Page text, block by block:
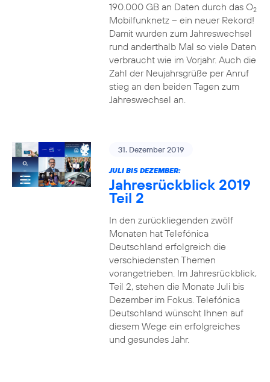
190.000 GB an Daten durch das O2
Mobilfunknetz – ein neuer Rekord!
Damit wurden zum Jahreswechsel
rund anderthalb Mal so viele Daten
verbraucht wie im Vorjahr. Auch die
Zahl der Neujahrsgrüße per Anruf
stieg an den beiden Tagen zum
Jahreswechsel an.
31. Dezember 2019
JULI BIS DEZEMBER:
Jahresrückblick 2019
Teil 2
In den zurückliegenden zwölf
Monaten hat Telefónica
Deutschland erfolgreich die
verschiedensten Themen
vorangetrieben. Im Jahresrückblick,
Teil 2, stehen die Monate Juli bis
Dezember im Fokus. Telefónica
Deutschland wünscht Ihnen auf
diesem Wege ein erfolgreiches
und gesundes Jahr.